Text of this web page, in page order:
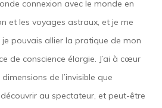
connexion avec le monde en
et les voyages astraux, et je me
pouvais allier la pratique de mon
de conscience élargie. J’ai à cœur
de l’invisible que
au spectateur, et peut-être